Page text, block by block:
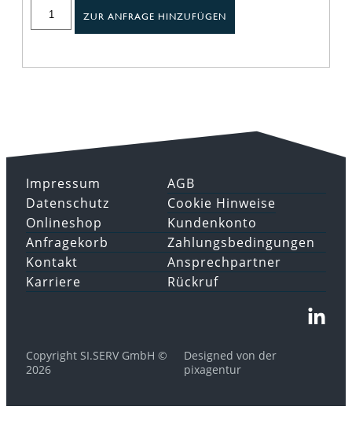
ZUR ANFRAGE HINZUFÜGEN
Impressum
Datenschutz
AGB
Cookie Hinweise
Onlineshop
Anfragekorb
Kundenkonto
Zahlungsbedingungen
Kontakt
Karriere
Ansprechpartner
Rückruf
Copyright SI.SERV GmbH ©
2026
Designed von der
pixagentur